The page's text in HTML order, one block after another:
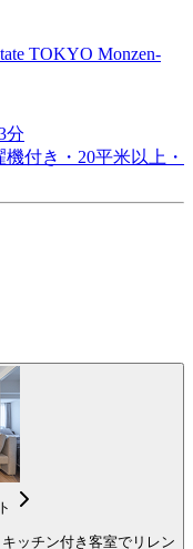
TOKYO Monzen-
分
付き・20平米以上・
ッチン付き客室でリレン